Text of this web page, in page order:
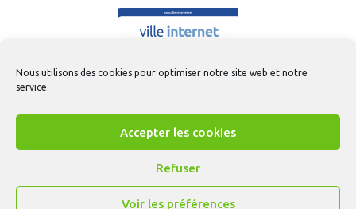
Nous utilisons des cookies pour optimiser notre site web et notre
service.
Accepter les cookies
Refuser
Voir les préférences